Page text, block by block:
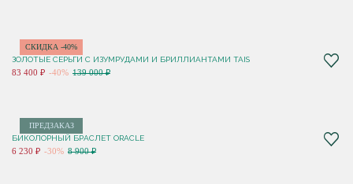
СКИДКА -40%
ЗОЛОТЫЕ СЕРЬГИ С ИЗУМРУДАМИ И БРИЛЛИАНТАМИ TAIS
83 400 ₽ -40% 139 000 ₽
ПРЕДЗАКАЗ
БИКОЛОРНЫЙ БРАСЛЕТ ORACLE
6 230 ₽ -30% 8 900 ₽